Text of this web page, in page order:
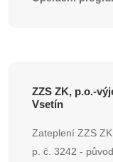
ZZS ZK, p.o.-
Vsetín
Zateplení ZZS
p. č. 3242 -